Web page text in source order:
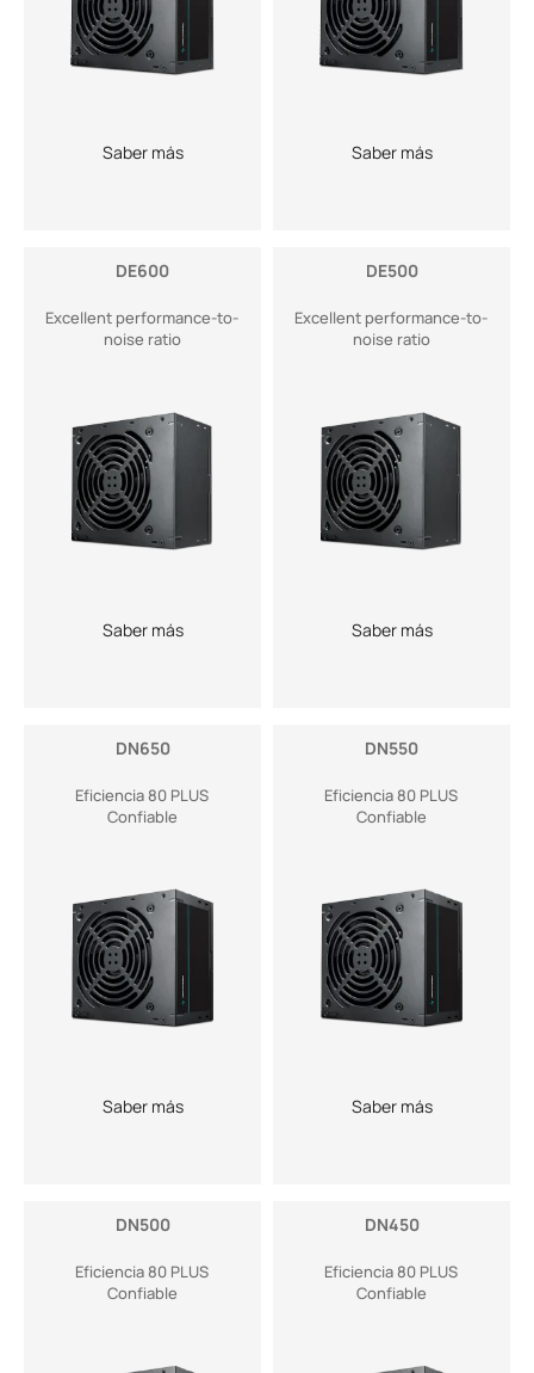
Saber más Saber más
DE600
Excellent performance-to-
noise ratio
Saber más
DE500
Excellent performance-to-
noise ratio
Saber más
DN650
Eficiencia 80 PLUS
Confiable
Saber más
DN550
Eficiencia 80 PLUS
Confiable
Saber más
DN500
Eficiencia 80 PLUS
Confiable
DN450
Eficiencia 80 PLUS
Confiable